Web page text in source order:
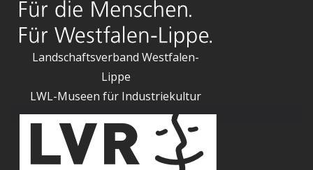
Landschaftsverband Westfalen-
Lippe
LWL-Museen für Industriekultur